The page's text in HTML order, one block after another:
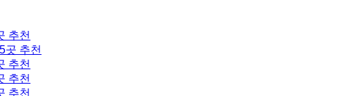
추천
곳 추천
추천
추천
추천